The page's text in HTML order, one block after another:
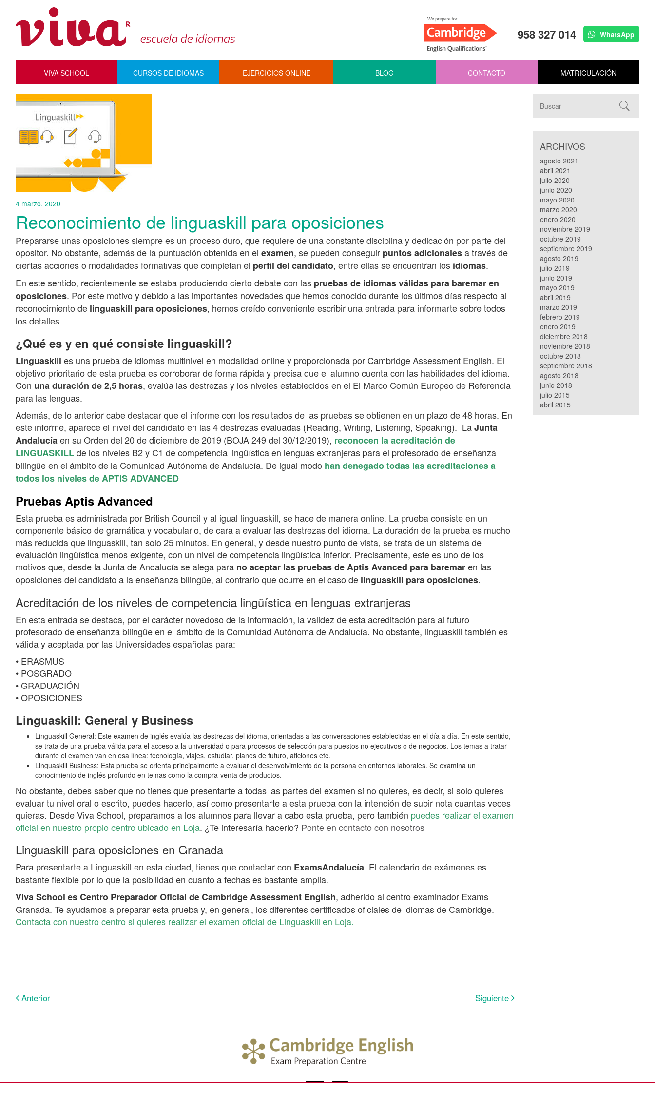
958 327 014 WhatsApp
VIVA SCHOOL CURSOS DE IDIOMAS EJERCICIOS ONLINE BLOG CONTACTO MATRICULACIÓN
4 marzo, 2020
Reconocimiento de linguaskill para oposiciones
Prepararse unas oposiciones siempre es un proceso duro, que requiere de una constante disciplina y dedicación por parte del
opositor. No obstante, además de la puntuación obtenida en el examen, se pueden conseguir puntos adicionalesa través de
ciertas acciones o modalidades formativas que completan el perfil del candidato, entre ellas se encuentran los idiomas.
En este sentido, recientemente se estaba produciendo cierto debate con las pruebas de idiomas válidas para baremar en
oposiciones. Por este motivo y debido a las importantes novedades que hemos conocido durante los últimos días respecto al
reconocimiento de linguaskill para oposiciones, hemos creído conveniente escribir una entrada para informarte sobre todos
los detalles.
¿Qué es y en qué consiste linguaskill?
Linguaskill es una prueba de idiomas multinivel en modalidad online y proporcionada por Cambridge Assessment English. El
objetivo prioritario de esta prueba es corroborar de forma rápida y precisa que el alumno cuenta con las habilidades del idioma.
Con una duración de 2,5 horas, evalúa las destrezas y los niveles establecidos en el El Marco Común Europeo de Referencia
para las lenguas.
Además, de lo anterior cabe destacar que el informe con los resultados de las pruebas se obtienen en un plazo de 48 horas. En
este informe, aparece el nivel del candidato en las 4 destrezas evaluadas (Reading, Writing, Listening, Speaking). LaJunta
Andalucíaen su Orden del 20 de diciembre de 2019 (BOJA 249 del 30/12/2019), reconocen la acreditación de
LINGUASKILLde los niveles B2 y C1 de competencia lingüística en lenguas extranjeras para el profesorado de enseñanza
bilingüe en el ámbito de la Comunidad Autónoma de Andalucía. De igual modo han denegado todas las acreditaciones a
todos los niveles de APTIS ADVANCED
Pruebas Aptis Advanced
Esta prueba es administrada por British Council y al igual linguaskill, se hace de manera online. La prueba consiste en un
componente básico de gramática y vocabulario, de cara a evaluar las destrezas del idioma. La duración de la prueba es mucho
más reducida que linguaskill, tan solo 25 minutos. En general, y desde nuestro punto de vista, se trata de un sistema de
evaluación lingüística menos exigente, con un nivel de competencia lingüística inferior. Precisamente, este es uno de los
motivos que, desde la Junta de Andalucía se alega para no aceptar las pruebas de Aptis Avanced para baremaren las
oposiciones del candidato a la enseñanza bilingüe, al contrario que ocurre en el caso de linguaskill para oposiciones.
Acreditación de los niveles de competencia lingüística en lenguas extranjeras
En esta entrada se destaca, por el carácter novedoso de la información, la validez de esta acreditación para al futuro
profesorado de enseñanza bilingüe en el ámbito de la Comunidad Autónoma de Andalucía. No obstante, linguaskill también es
válida y aceptada por las Universidades españolas para:
• ERASMUS
• POSGRADO
• GRADUACIÓN
• OPOSICIONES
Linguaskill: General y Business
Linguaskill General: Este examen de inglés evalúa las destrezas del idioma, orientadas a las conversaciones establecidas en el día a día. En este sentido,
se trata de una prueba válida para el acceso a la universidad o para procesos de selección para puestos no ejecutivos o de negocios. Los temas a tratar
durante el examen van en esa línea: tecnología, viajes, estudiar, planes de futuro, aficiones etc.
Linguaskill Business: Esta prueba se orienta principalmente a evaluar el desenvolvimiento de la persona en entornos laborales. Se examina un
conocimiento de inglés profundo en temas como la compra-venta de productos.
No obstante, debes saber que no tienes que presentarte a todas las partes del examen si no quieres, es decir, si solo quieres
evaluar tu nivel oral o escrito, puedes hacerlo, así como presentarte a esta prueba con la intención de subir nota cuantas veces
quieras. Desde Viva School, preparamos a los alumnos para llevar a cabo esta prueba, pero también puedes realizar el examen
oficial en nuestro propio centro ubicado en Loja. ¿Te interesaría hacerlo? Ponte en contacto con nosotros
Linguaskill para oposiciones en Granada
Para presentarte a Linguaskill en esta ciudad, tienes que contactar con ExamsAndalucía. El calendario de exámenes es
bastante flexible por lo que la posibilidad en cuanto a fechas es bastante amplia.
Viva School es Centro Preparador Oficial de Cambridge Assessment English, adherido al centro examinador Exams
Granada. Te ayudamos a preparar esta prueba y, en general, los diferentes certificados oficiales de idiomas de Cambridge.
Contacta con nuestro centro si quieres realizar el examen oficial de Linguaskill en Loja.
Anterior Siguiente
ARCHIVOS
agosto 2021
abril 2021
julio 2020
junio 2020
mayo 2020
marzo 2020
enero 2020
noviembre 2019
octubre 2019
septiembre 2019
agosto 2019
julio 2019
junio 2019
mayo 2019
abril 2019
marzo 2019
febrero 2019
enero 2019
diciembre 2018
noviembre 2018
octubre 2018
septiembre 2018
agosto 2018
junio 2018
julio 2015
abril 2015